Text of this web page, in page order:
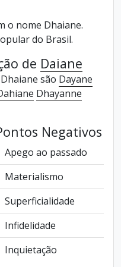
o nome Dhaiane.
do Brasil.
de Daiane
são Dayane
Dhayanne
Negativos
Apego ao passado
Materialismo
Superficialidade
Infidelidade
Inquietação